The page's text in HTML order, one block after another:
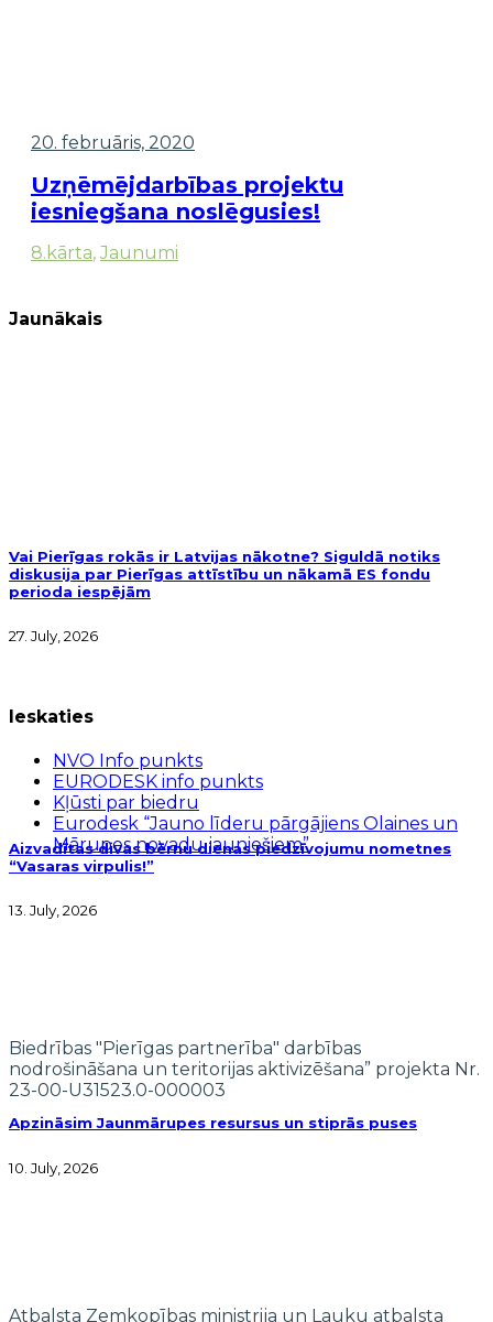
20. februāris, 2020
Uzņēmējdarbības projektu
iesniegšana noslēgusies!
8.kārta, Jaunumi
Jaunākais
Vai Pierīgas rokās ir Latvijas nākotne? Siguldā notiks
diskusija par Pierīgas attīstību un nākamā ES fondu
perioda iespējām
27. July, 2026
Aizvadītas divas bērnu dienas piedzīvojumu nometnes
“Vasaras virpulis!”
13. July, 2026
Apzināsim Jaunmārupes resursus un stiprās puses
10. July, 2026
Ieskaties
NVO Info punkts
EURODESK info punkts
Kļūsti par biedru
Eurodesk “Jauno līderu pārgājiens Olaines un
Mārupes novadu jauniešiem”
Biedrības "Pierīgas partnerība" darbības
nodrošināšana un teritorijas aktivizēšana” projekta Nr.
23-00-U31523.0-000003
Atbalsta Zemkopības ministrija un Lauku atbalsta